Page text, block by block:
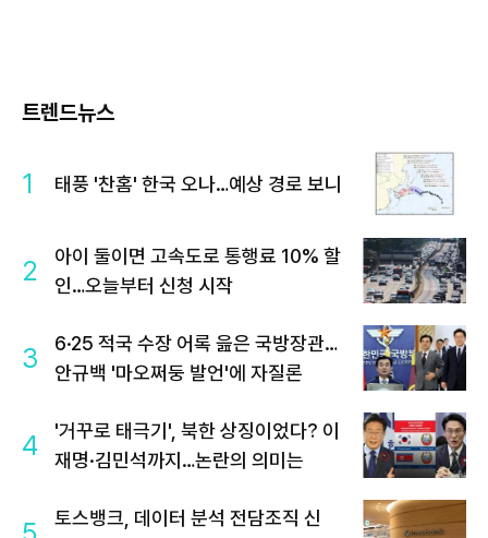
트렌드뉴스
1 태풍 '찬홈' 한국 오나…예상 경로 보니
2
아이 둘이면 고속도로 통행료 10% 할
인…오늘부터 신청 시작
3
6·25 적국 수장 어록 읊은 국방장관…
안규백 '마오쩌둥 발언'에 자질론
4
'거꾸로 태극기', 북한 상징이었다? 이
재명·김민석까지…논란의 의미는
토스뱅크, 데이터 분석 전담조직 신